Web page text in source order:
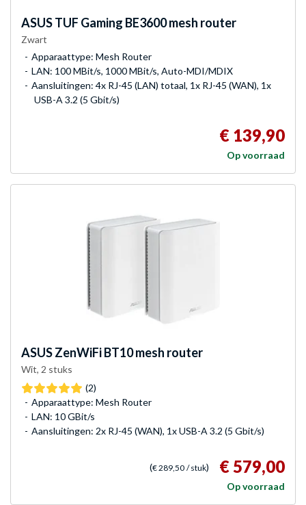
ASUSTUF Gaming BE3600 mesh router
Zwart
Apparaattype: Mesh Router
LAN: 100 MBit/s, 1000 MBit/s, Auto-MDI/MDIX
Aansluitingen: 4x RJ-45 (LAN) totaal, 1x RJ-45 (WAN), 1x
USB-A 3.2 (5 Gbit/s)
€ 139,90
Op voorraad
ASUSZenWiFi BT10 mesh router
Wit, 2 stuks
(2)
Apparaattype: Mesh Router
LAN: 10 GBit/s
Aansluitingen: 2x RJ-45 (WAN), 1x USB-A 3.2 (5 Gbit/s)
(€ 289,50 / stuk) € 579,00
Op voorraad